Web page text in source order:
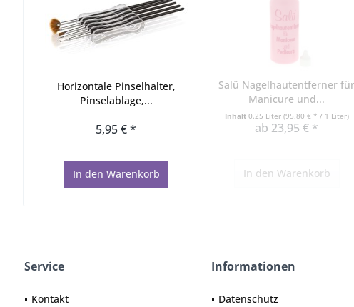
Horizontale Pinselhalter,
Pinselablage,...
5,95 € *
In den Warenkorb
Salü Nagelhautentferner für
Manicure und...
Inhalt 0.25 Liter (95,80 € * / 1 Liter)
ab 23,95 € *
In den Warenkorb
Service
Kontakt
Informationen
Datenschutz